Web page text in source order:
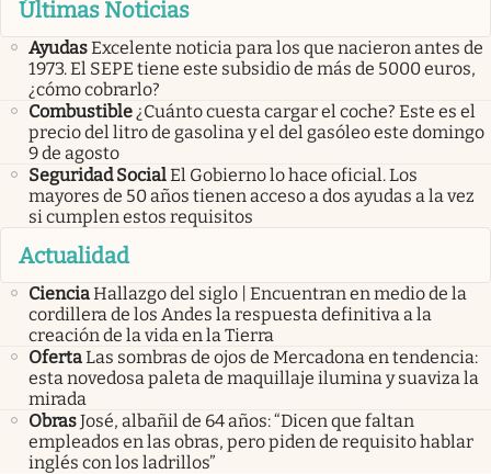
Últimas Noticias
AyudasExcelente noticia para los que nacieron antes de
1973. El SEPE tiene este subsidio de más de 5000 euros,
¿cómo cobrarlo?
Combustible¿Cuánto cuesta cargar el coche? Este es el
precio del litro de gasolina y el del gasóleo este domingo
9 de agosto
Seguridad SocialEl Gobierno lo hace oficial. Los
mayores de 50 años tienen acceso a dos ayudas a la vez
si cumplen estos requisitos
Actualidad
CienciaHallazgo del siglo | Encuentran en medio de la
cordillera de los Andes la respuesta definitiva a la
creación de la vida en la Tierra
OfertaLas sombras de ojos de Mercadona en tendencia:
esta novedosa paleta de maquillaje ilumina y suaviza la
mirada
ObrasJosé, albañil de 64 años: “Dicen que faltan
empleados en las obras, pero piden de requisito hablar
inglés con los ladrillos”